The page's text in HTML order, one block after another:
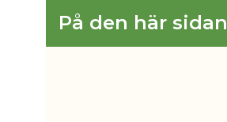
På den här sidan